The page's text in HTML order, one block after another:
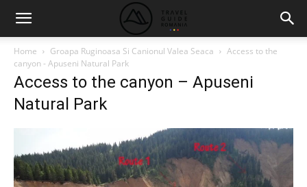
Home Groapa Ruginoasa Si Canionul Valea Seaca
Access to the
canyon - Apuseni Natural Park
Access to the canyon – Apuseni
Natural Park